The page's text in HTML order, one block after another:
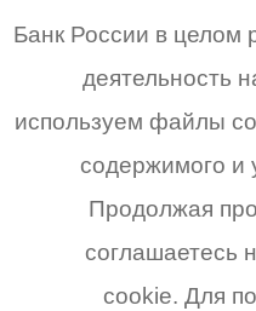
Банк России в целом
деятельность
используем файлы
содержимого и
Продолжая
соглашаетесь
cookie. Для